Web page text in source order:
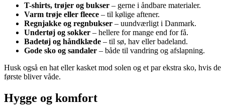
T-shirts, trøjer og bukser – gerne i åndbare materialer.
Varm trøje eller fleece – til kølige aftener.
Regnjakke og regnbukser – uundværligt i Danmark.
Undertøj og sokker – hellere for mange end for få.
Badetøj og håndklæde – til sø, hav eller badeland.
Gode sko og sandaler – både til vandring og afslapning.
Husk også en hat eller kasket mod solen og et par ekstra sko, hvis de
første bliver våde.
Hygge og komfort